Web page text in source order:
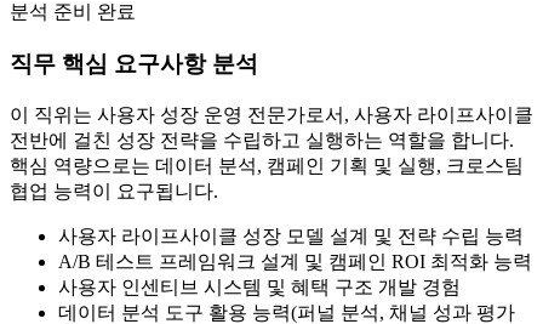
분석 준비 완료
직무 핵심 요구사항 분석
이 직위는 사용자 성장 운영 전문가로서, 사용자 라이프사이클
전반에 걸친 성장 전략을 수립하고 실행하는 역할을 합니다.
핵심 역량으로는 데이터 분석, 캠페인 기획 및 실행, 크로스팀
협업 능력이 요구됩니다.
사용자 라이프사이클 성장 모델 설계 및 전략 수립 능력
A/B 테스트 프레임워크 설계 및 캠페인 ROI 최적화 능력
사용자 인센티브 시스템 및 혜택 구조 개발 경험
데이터 분석 도구 활용 능력(퍼널 분석, 채널 성과 평가